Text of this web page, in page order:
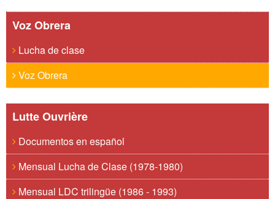
Voz Obrera
Lucha de clase
Voz Obrera
Lutte Ouvrière
Documentos en español
Mensual Lucha de Clase (1978-1980)
Mensual LDC trilingüe (1986 - 1993)